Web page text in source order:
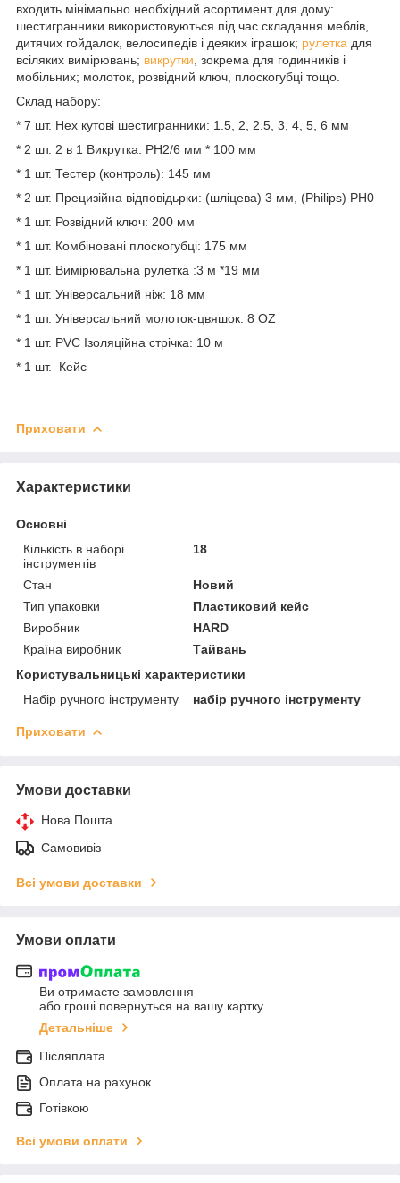
входить мінімально необхідний асортимент для дому:
шестигранники використовуються під час складання меблів,
дитячих гойдалок, велосипедів і деяких іграшок; рулетка для
всіляких вимірювань; викрутки , зокрема для годинників і
мобільних; молоток, розвідний ключ, плоскогубці тощо.
Склад набору:
* 7 шт. Hex кутові шестигранники: 1.5, 2, 2.5, 3, 4, 5, 6 мм
* 2 шт. 2 в 1 Викрутка: PH2/6 мм * 100 мм
* 1 шт. Тестер (контроль): 145 мм
* 2 шт. Прецизійна відповідьрки: (шліцева) 3 мм, (Philips) PH0
* 1 шт. Розвідний ключ: 200 мм
* 1 шт. Комбіновані плоскогубці: 175 мм
* 1 шт. Вимірювальна рулетка :3 м *19 мм
* 1 шт. Універсальний ніж: 18 мм
* 1 шт. Універсальний молоток-цвяшок: 8 OZ
* 1 шт. PVC Ізоляційна стрічка: 10 м
* 1 шт. Кейс
Приховати
Характеристики
Основні
Кількість в наборі
інструментів
18
Стан
Новий
Тип упаковки
Пластиковий кейс
Виробник
HARD
Країна виробник
Тайвань
Користувальницькі характеристики
Набір ручного інструменту
набір ручного інструменту
Приховати
Умови доставки
Нова Пошта
Самовивіз
Всі умови доставки
Умови оплати
Ви отримаєте замовлення
або гроші повернуться на вашу картку
Детальніше
Післяплата
Оплата на рахунок
Готівкою
Всі умови оплати